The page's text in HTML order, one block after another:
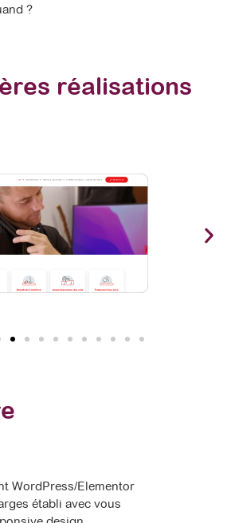
?
réalisations
WordPress/Elementor
établi avec vous